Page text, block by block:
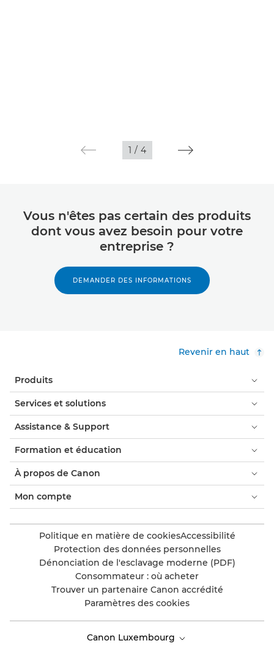
1 / 4
Vous n'êtes pas certain des produits
dont vous avez besoin pour votre
entreprise ?
DEMANDER DES INFORMATIONS
Revenir en haut
Produits
Services et solutions
Assistance & Support
Formation et éducation
À propos de Canon
Mon compte
Politique en matière de cookiesAccessibilité
Protection des données personnelles
Dénonciation de l'esclavage moderne (PDF)
Consommateur : où acheter
Trouver un partenaire Canon accrédité
Paramètres des cookies
Canon Luxembourg